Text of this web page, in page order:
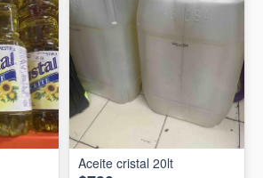
Aceite cristal 20lt